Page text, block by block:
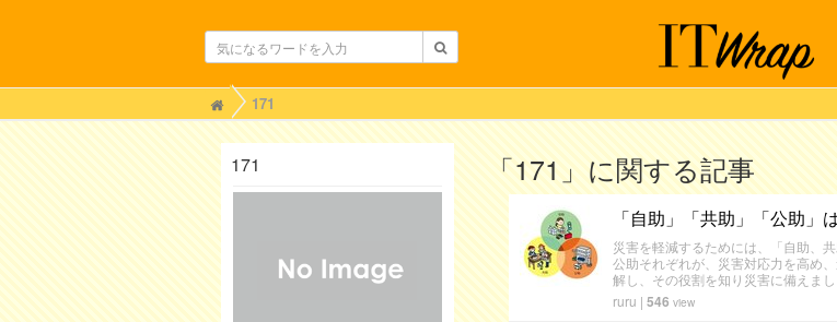
H
o
m
171
171 「171」に関する記事
「自助」「共助」「公助」
災害を軽減するためには、「自助、
公助それぞれが、災害対応力を高め
解し、その役割を知り災害に備えまし
ruru | 546 view